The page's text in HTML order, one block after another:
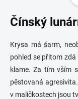
Čínský
Krysa má šarm,
pohled se přitom
klame. Za tím vším
pěstovaná
v maličkostech jsou